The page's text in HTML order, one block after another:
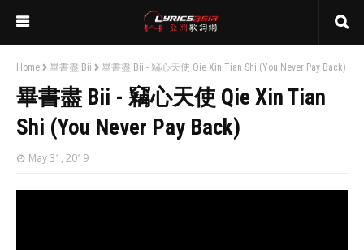
Home 畢書盡 Bii 畢書盡 Bii - 竊心天使 Qie Xin Tian Shi (You Never Pay Back)
畢書盡 Bii - 竊心天使 Qie Xin Tian
Shi (You Never Pay Back)
May 31, 2019